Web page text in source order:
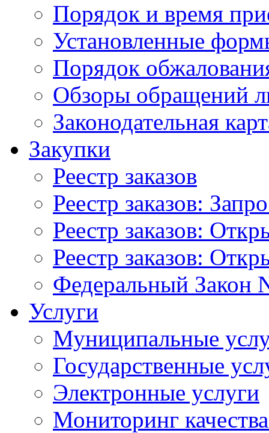
Порядок и время
Установленные
Порядок
Обзоры обращений
Законодательная
Закупки
Реестр заказов
Реестр заказов:
Реестр заказов:
Реестр заказов:
Федеральный Закон
Услуги
Муниципальные
Государственные
Электронные услуги
Мониторинг